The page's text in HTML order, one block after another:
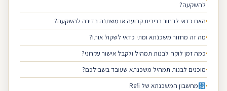
להשקעה?
האם כדאי לבחור בריבית קבועה או משתנה בדירה להשקעה?
מה זה מחזור משכנתא ומתי כדאי לשקול אותו?
כמה זמן לוקח לבנות תמהיל ולקבל אישור עקרוני?
מוכנים לבנות תמהיל משכנתא שעובד בשבילכם?
מחשבון המשכנתא של Refi